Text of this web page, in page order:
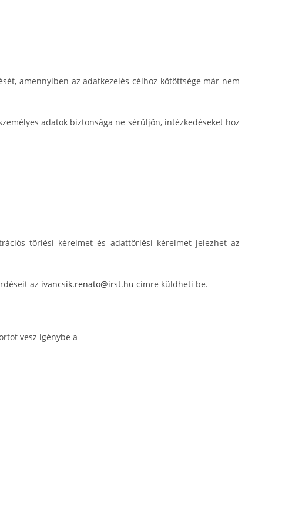
amennyiben az adatkezelés célhoz kötöttsége már nem
adatok biztonsága ne sérüljön, intézkedéseket hoz
törlési kérelmet és adattörlési kérelmet jelezhet az
az ivancsik.renato@irst.hu címre küldheti be.
vesz igénybe a